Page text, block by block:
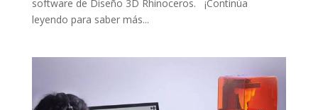
software de Diseño 3D Rhinoceros. ¡Continúa
leyendo para saber más...